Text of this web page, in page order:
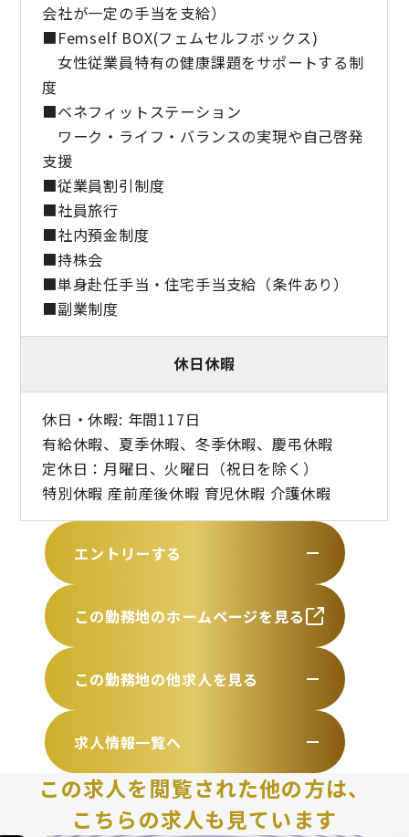
会社が⼀定の手当を支給）
■Femself BOX(フェムセルフボックス)
女性従業員特有の健康課題をサポートする制
度
■ベネフィットステーション
ワーク・ライフ・バランスの実現や自己啓発
支援
■従業員割引制度
■社員旅⾏
■社内預⾦制度
■持株会
■単身赴任手当・住宅手当支給（条件あり）
■副業制度
休日休暇
休日・休暇: 年間117日
有給休暇、夏季休暇、冬季休暇、慶弔休暇
定休日：月曜日、火曜日（祝日を除く）
特別休暇 産前産後休暇 育児休暇 介護休暇
エントリーする
この勤務地のホームページを見る
この勤務地の他求人を見る
求人情報一覧へ
この求人を閲覧された他の方は、
こちらの求人も見ています